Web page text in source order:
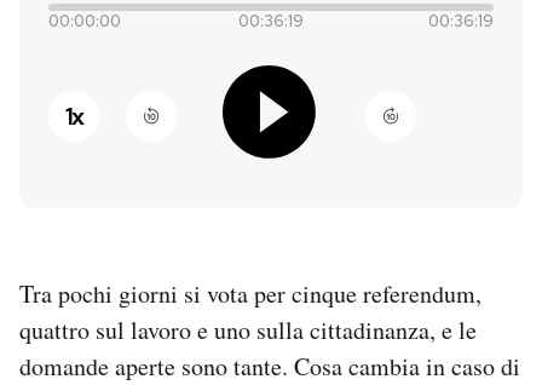
NEWSLETTER
SHOP
CALENDARIO
00:00:00 00:36:19 00:36:19
1x
Tra pochi giorni si vota per cinque referendum,
quattro sul lavoro e uno sulla cittadinanza, e le
domande aperte sono tante. Cosa cambia in caso di